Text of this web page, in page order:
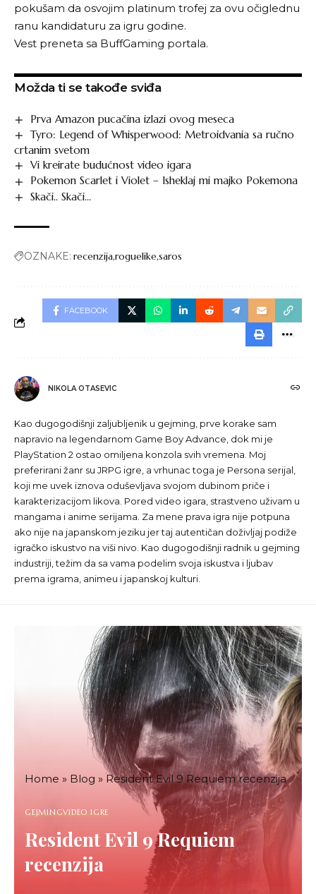
pokušam da osvojim platinum trofej za ovu očiglednu
ranu kandidaturu za igru godine.
Vest preneta sa BuffGaming portala.
Možda ti se takođe sviđa
Prva Amazon pucačina izlazi ovog meseca
Tyro: Legend of Whisperwood: Metroidvania sa ručno
crtanim svetom
Vi kreirate budućnost video igara
Pokemon Scarlet i Violet – Isheklaj mi majko Pokemona
Skači.. Skači…
OZNAKE: recenzijaroguelikesaros
FACEBOOK
NIKOLA OTASEVIC
Kao dugogodišnji zaljubljenik u gejming, prve korake sam
napravio na legendarnom Game Boy Advance, dok mi je
PlayStation 2 ostao omiljena konzola svih vremena. Moj
preferirani žanr su JRPG igre, a vrhunac toga je Persona serijal,
koji me uvek iznova oduševljava svojom dubinom priče i
karakterizacijom likova. Pored video igara, strastveno uživam u
mangama i anime serijama. Za mene prava igra nije potpuna
ako nije na japanskom jeziku jer taj autentičan doživljaj podiže
igračko iskustvo na viši nivo. Kao dugogodišnji radnik u gejming
industriji, težim da sa vama podelim svoja iskustva i ljubav
prema igrama, animeu i japanskoj kulturi.
Home » Blog » Resident Evil 9 Requiem recenzija
GEJMINGVIDEO IGRE
Resident Evil 9 Requiem
recenzija